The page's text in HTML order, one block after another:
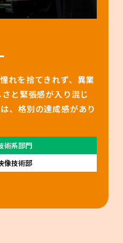
れを捨てきれず、異業
と緊張感が入り混じ
、格別の達成感があり
術系部門
像技術部